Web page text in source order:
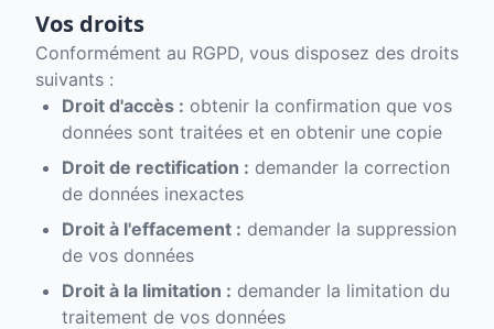
Vos droits
Conformément au RGPD, vous disposez des droits
suivants :
Droit d'accès : obtenir la confirmation que vos
données sont traitées et en obtenir une copie
Droit de rectification : demander la correction
de données inexactes
Droit à l'effacement : demander la suppression
de vos données
Droit à la limitation : demander la limitation du
traitement de vos données